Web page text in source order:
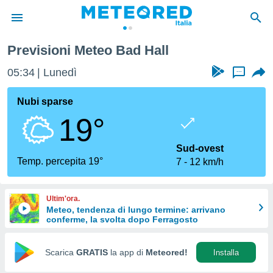
di
per
le
di
Web
Previsioni Meteo Bad Hall
05:34 Lunedì ...
Nubi sparse
19°
Temp. percepita 19°
Sud-ovest
7
12 km/h
Ultim'ora.
Meteo, tendenza di lungo termine: arrivano
conferme, la svolta dopo Ferragosto
Scarica GRATIS la app di Meteored! Installa